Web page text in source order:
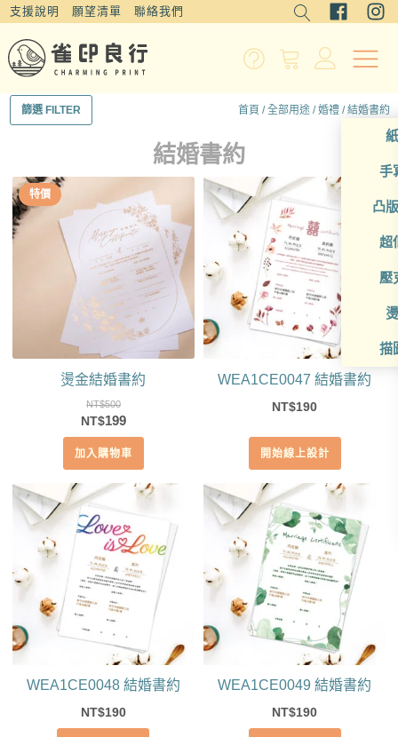
支援說明 願望清單 聯絡我們
手
凸
超
壓
描
篩選 FILTER 首頁 /全部用途 /婚禮 / 結婚書約
結婚書約
特價
燙金結婚書約
NT$500
原
始
價
格：
NT$500。
NT$199目
前
價
格：
NT$199。
加入購物車
WEA1CE0047 結婚書約
NT$190
開始線上設計
WEA1CE0048 結婚書約
NT$190
WEA1CE0049 結婚書約
NT$190